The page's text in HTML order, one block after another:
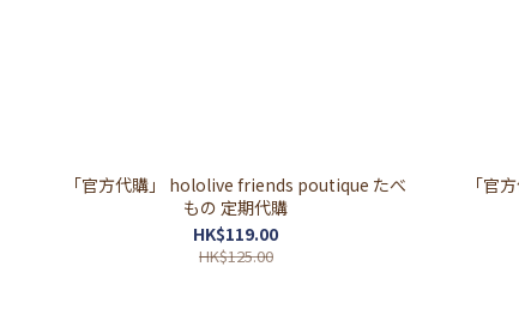
「官方代購」 hololive friends poutique たべ
もの 定期代購
HK$119.00
HK$125.00
「官